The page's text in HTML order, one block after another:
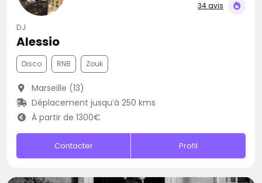
34 avis
DJ
Alessio
Disco RNB Zouk
Marseille (13)
Déplacement jusqu’à 250 kms
À partir de 1300€
Contacter Profil